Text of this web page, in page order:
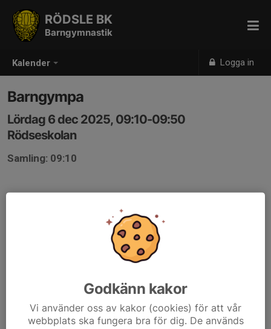
Kalender Logga in
RÖDSLE BK
Barngymnastik
Barngympa
Lördag 6 dec 2025, 09:10-09:50
Rödseskolan
Samling: 09:10
Godkänn kakor
Vi använder oss av kakor (cookies) för att vår
webbplats ska fungera bra för dig. De används